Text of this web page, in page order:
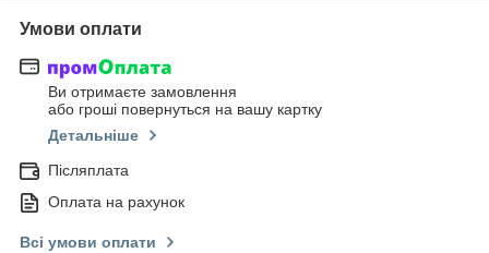
Умови оплати
Ви отримаєте замовлення
або гроші повернуться на вашу картку
Детальніше
Післяплата
Оплата на рахунок
Всі умови оплати